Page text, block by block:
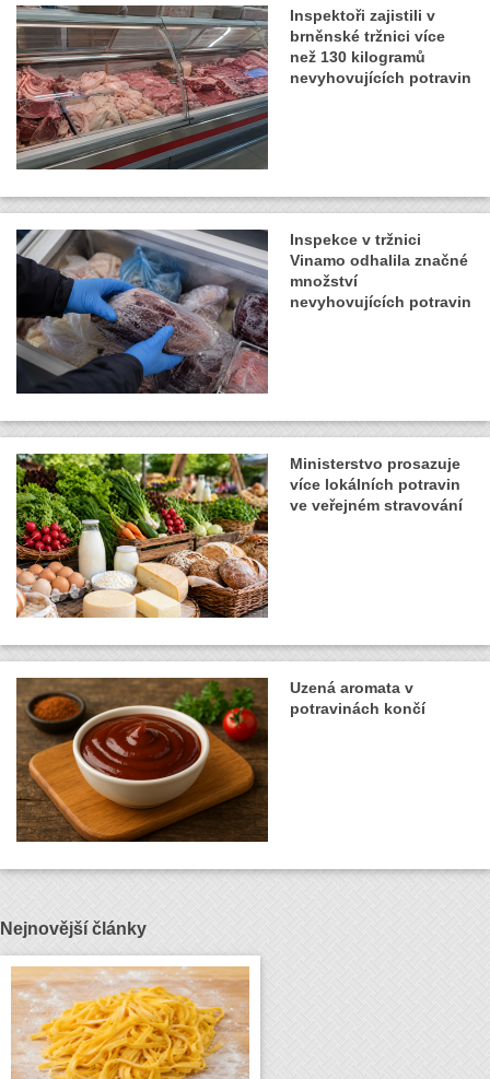
Inspektoři zajistili v
brněnské tržnici více
než 130 kilogramů
nevyhovujících potravin
Inspekce v tržnici
Vinamo odhalila značné
množství
nevyhovujících potravin
Ministerstvo prosazuje
více lokálních potravin
ve veřejném stravování
Uzená aromata v
potravinách končí
Nejnovější články